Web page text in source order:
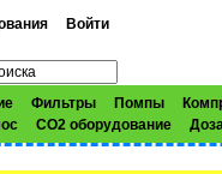
Войти
Фильтры Помпы
CO2 оборудование